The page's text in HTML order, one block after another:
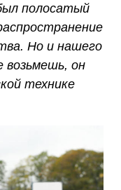
полосатый
Но и нашего
он
технике